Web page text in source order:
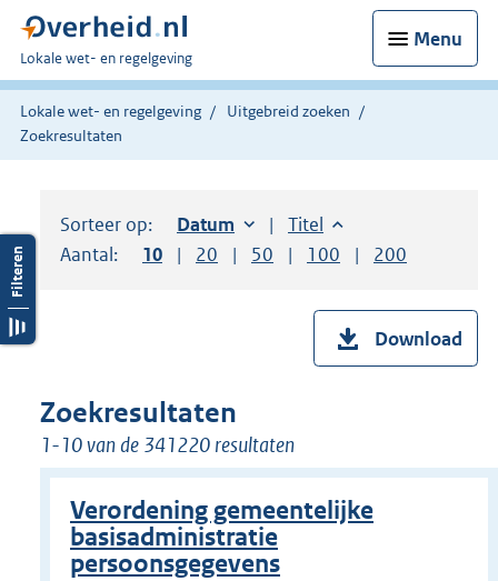
Menu
U
bent
hier:
Lokale wet- en regelgeving
Lokale wet- en regelgeving
Uitgebreid zoeken
Zoekresultaten
Sorteer op: Sorteer op:
Datum oplopendSorteer op:
Titel oplopend
Aantal:
Toon
10 resultaten per pagina
Toon
20 resultaten per pagina
Toon
50 resultaten per pagina
Toon
100 resultaten per
Toon
200
Download
Zoekresultaten
1-10 van de 341220 resultaten
Verordening gemeentelijke
basisadministratie
persoonsgegevens